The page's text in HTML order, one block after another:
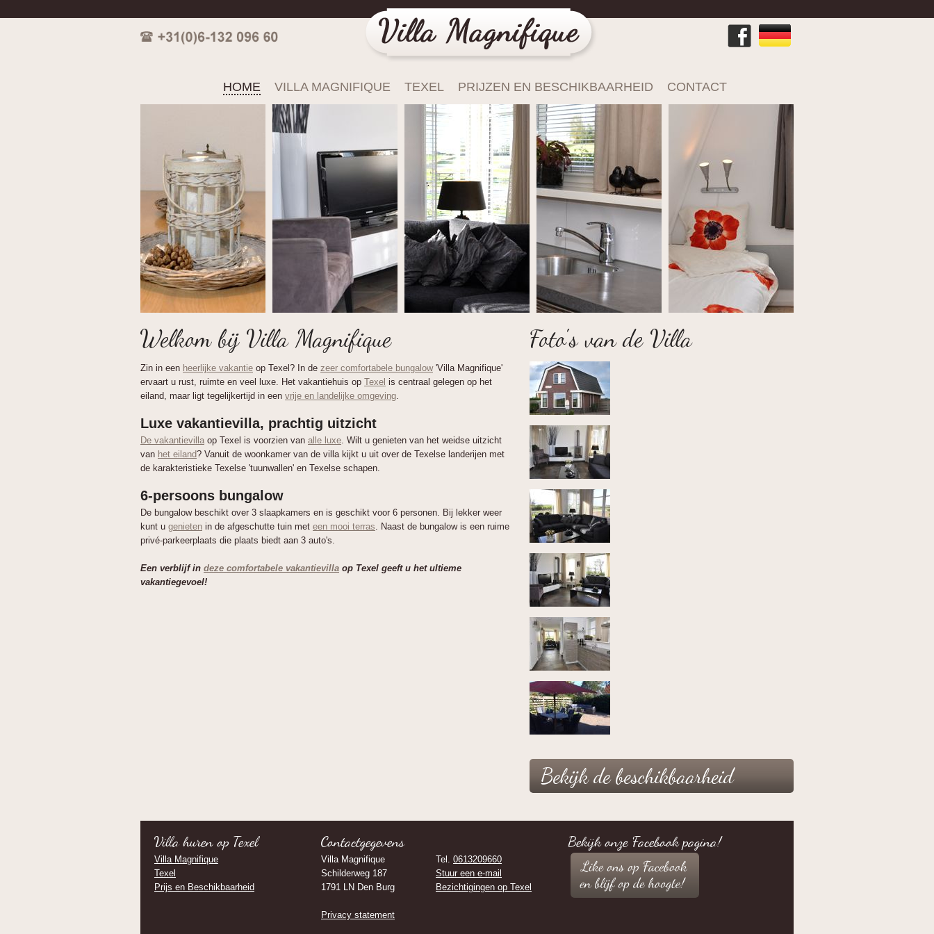
HOME VILLA MAGNIFIQUE TEXEL PRIJZEN EN BESCHIKBAARHEID CONTACT
Welkom bij Villa Magnifique
Zin in een heerlijke vakantie op Texel? In de zeer comfortabele bungalow'Villa Magnifique'
ervaart u rust, ruimte en veel luxe. Het vakantiehuis op Texel is centraal gelegen op het
eiland, maar ligt tegelijkertijd in een vrije en landelijke omgeving.
Luxe vakantievilla, prachtig uitzicht
De vakantievilla op Texel is voorzien van alle luxe. Wilt u genieten van het weidse uitzicht
van het eiland? Vanuit de woonkamer van de villa kijkt u uit over de Texelse landerijen met
de karakteristieke Texelse 'tuunwallen' en Texelse schapen.
6-persoons bungalow
De bungalow beschikt over 3 slaapkamers en is geschikt voor 6 personen. Bij lekker weer
kunt u genieten in de afgeschutte tuin met een mooi terras. Naast de bungalow is een ruime
privé-parkeerplaats die plaats biedt aan 3 auto's.
Een verblijf in deze comfortabele vakantievilla op Texel geeft u het ultieme
vakantiegevoel!
Foto's van de Villa
Bekijk de beschikbaarheid
Villa huren op Texel
Villa Magnifique
Texel
Prijs en Beschikbaarheid
Contactgegevens
Villa Magnifique
Schilderweg 187
1791 LN Den Burg
Privacy statement
Tel. 0613209660
Stuur een e-mail
Bezichtigingen op Texel
Bekijk onze Facebook pagina!